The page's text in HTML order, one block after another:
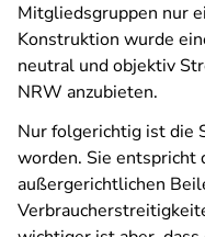
Mitgliedsgruppen nur
Konstruktion wurde
neutral und objektiv
NRW anzubieten.
Nur folgerichtig ist die
worden. Sie entspricht
außergerichtlichen